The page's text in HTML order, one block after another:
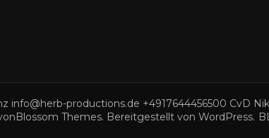
info@herb-productions.de +4917644456500 CvD
Blossom Themes. Bereitgestellt von WordPress.